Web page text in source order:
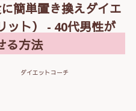
簡単置き換えダイエ
ット） - 40代男性が
る方法
ダイエットコーチ